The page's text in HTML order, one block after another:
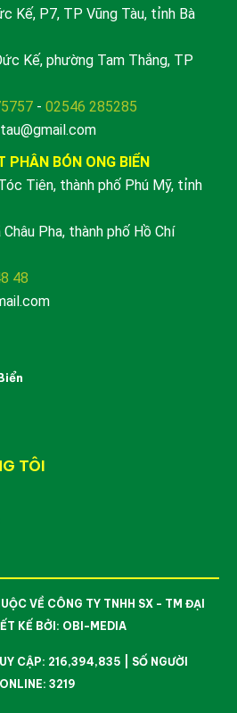
Kế, P7, TP Vũng Tàu, tỉnh Bà
Kế, phường Tam Thắng, TP
- 02546 285285
PHÂN BÓN ONG BIỂN
Tiên, thành phố Phú Mỹ, tỉnh
Pha, thành phố Hồ Chí
48
TÔI
VỀ CÔNG TY TNHH SX - TM ĐẠI
KẾ BỞI: OBI-MEDIA
CẬP: 216,394,835 | SỐ NGƯỜI
ONLINE: 3219